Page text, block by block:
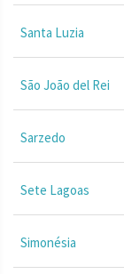
Santa Luzia
São João del Rei
Sarzedo
Sete Lagoas
Simonésia